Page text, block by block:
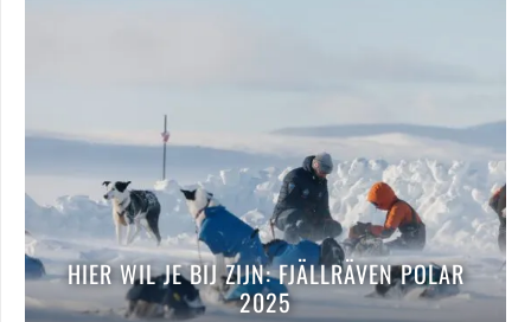
HIER WIL JE BIJ ZIJN: FJÄLLRÄVEN POLAR
2025